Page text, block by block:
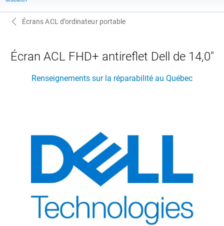
Écrans ACL d’ordinateur portable
Écran ACL FHD+ antireflet Dell de 14,0"
Renseignements sur la réparabilité au Québec